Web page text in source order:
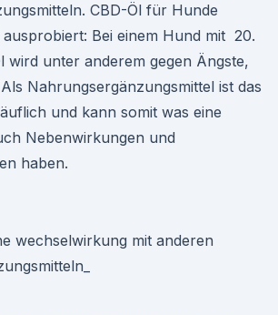
CBD-Öl für Hunde
Bei einem Hund mit 20.
wird unter anderem gegen Ängste,
Nahrungsergänzungsmittel ist das
und kann somit was eine
Nebenwirkungen und
haben.